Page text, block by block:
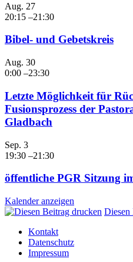
Aug. 27
20:15 –21:30
Bibel- und Gebetskreis
Aug. 30
0:00 –23:30
Letzte Möglichkeit für
Fusionsprozess der
Gladbach
Sep. 3
19:30 –21:30
öffentliche PGR Sitzung
Kalender anzeigen
Diesen
Kontakt
Datenschutz
Impressum